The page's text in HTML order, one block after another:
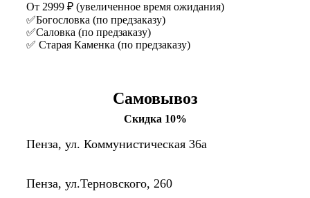
От 2999 ₽ (увеличенное время ожидания)
✅Богословка (по предзаказу)
✅Саловка (по предзаказу)
✅ Старая Каменка (по предзаказу)
Самовывоз
Скидка 10%
Пенза, ул. Коммунистическая 36а
Пенза, ул.Терновского, 260